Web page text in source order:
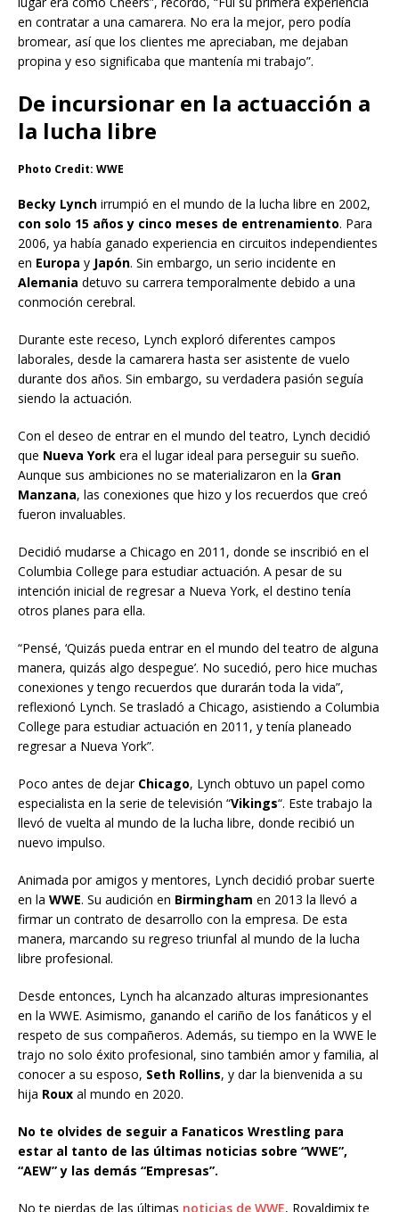
en contratar a una camarera. No era la mejor, pero podía
bromear, así que los clientes me apreciaban, me dejaban
propina y eso significaba que mantenía mi trabajo”.
De incursionar en la actuacción a
la lucha libre
Photo Credit: WWE
Becky Lynch irrumpió en el mundo de la lucha libre en 2002,
con solo 15 años y cinco meses de entrenamiento. Para
2006, ya había ganado experiencia en circuitos independientes
en Europa y Japón. Sin embargo, un serio incidente en
Alemania detuvo su carrera temporalmente debido a una
conmoción cerebral.
Durante este receso, Lynch exploró diferentes campos
laborales, desde la camarera hasta ser asistente de vuelo
durante dos años. Sin embargo, su verdadera pasión seguía
siendo la actuación.
Con el deseo de entrar en el mundo del teatro, Lynch decidió
que Nueva York era el lugar ideal para perseguir su sueño.
Aunque sus ambiciones no se materializaron en la Gran
Manzana, las conexiones que hizo y los recuerdos que creó
fueron invaluables.
Decidió mudarse a Chicago en 2011, donde se inscribió en el
Columbia College para estudiar actuación. A pesar de su
intención inicial de regresar a Nueva York, el destino tenía
otros planes para ella.
“Pensé, ‘Quizás pueda entrar en el mundo del teatro de alguna
manera, quizás algo despegue’. No sucedió, pero hice muchas
conexiones y tengo recuerdos que durarán toda la vida”,
reflexionó Lynch. Se trasladó a Chicago, asistiendo a Columbia
College para estudiar actuación en 2011, y tenía planeado
regresar a Nueva York”.
Poco antes de dejar Chicago, Lynch obtuvo un papel como
especialista en la serie de televisión “Vikings“. Este trabajo la
llevó de vuelta al mundo de la lucha libre, donde recibió un
nuevo impulso.
Animada por amigos y mentores, Lynch decidió probar suerte
en la WWE. Su audición en Birmingham en 2013 la llevó a
firmar un contrato de desarrollo con la empresa. De esta
manera, marcando su regreso triunfal al mundo de la lucha
libre profesional.
Desde entonces, Lynch ha alcanzado alturas impresionantes
en la WWE. Asimismo, ganando el cariño de los fanáticos y el
respeto de sus compañeros. Además, su tiempo en la WWE le
trajo no solo éxito profesional, sino también amor y familia, al
conocer a su esposo, Seth Rollins, y dar la bienvenida a su
hija Roux al mundo en 2020.
No te olvides de seguir a Fanaticos Wrestling para
estar al tanto de las últimas noticias sobre “WWE”,
“AEW” y las demás “Empresas”.
No te pierdas de las últimas noticias de WWE, Rovaldimix te